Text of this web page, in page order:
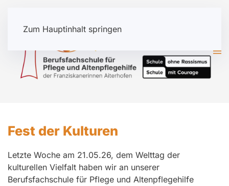
Zum Hauptinhalt springen
Fest der Kulturen
Letzte Woche am 21.05.26, dem Welttag der
kulturellen Vielfalt haben wir an unserer
Berufsfachschule für Pflege und Altenpflegehilfe